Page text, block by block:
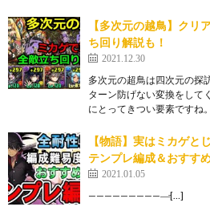
【多次元の越鳥】クリ
ち回り解説も！
2021.12.30
多次元の超鳥は四次元の探
ターン防げない変換をして
にとってきつい要素ですね
【物語】実はミカゲと
テンプレ編成＆おすす
2021.01.05
——————————̵[…]